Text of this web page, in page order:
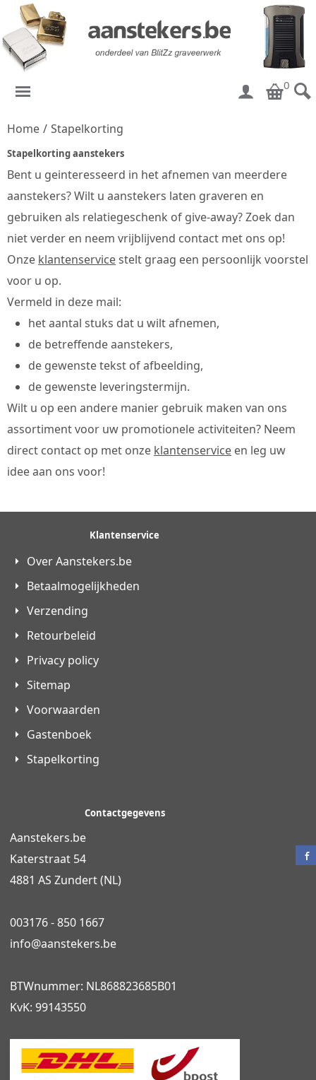
0
Home / Stapelkorting
Stapelkorting aanstekers
Bent u geinteresseerd in het afnemen van meerdere
aanstekers? Wilt u aanstekers laten graveren en
gebruiken als relatiegeschenk of give-away? Zoek dan
niet verder en neem vrijblijvend contact met ons op!
Onze klantenservicestelt graag een persoonlijk voorstel
voor u op.
Vermeld in deze mail:
het aantal stuks dat u wilt afnemen,
de betreffende aanstekers,
de gewenste tekst of afbeelding,
de gewenste leveringstermijn.
Wilt u op een andere manier gebruik maken van ons
assortiment voor uw promotionele activiteiten? Neem
direct contact op met onze klantenservice en leg uw
idee aan ons voor!
Klantenservice
Over Aanstekers.be
Betaalmogelijkheden
Verzending
Retourbeleid
Privacy policy
Sitemap
Voorwaarden
Gastenboek
Stapelkorting
Contactgegevens
Aanstekers.be
Katerstraat 54
4881 AS Zundert (NL)
003176 - 850 1667
info@aanstekers.be
BTWnummer: NL868823685B01
KvK: 99143550